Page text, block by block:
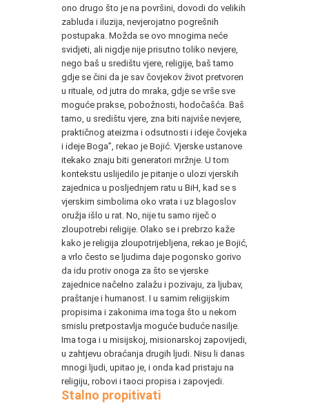
ono drugo što je na površini, dovodi do velikih
zabluda i iluzija, nevjerojatno pogrešnih
postupaka. Možda se ovo mnogima neće
svidjeti, ali nigdje nije prisutno toliko nevjere,
nego baš u središtu vjere, religije, baš tamo
gdje se čini da je sav čovjekov život pretvoren
u rituale, od jutra do mraka, gdje se vrše sve
moguće prakse, pobožnosti, hodočašća. Baš
tamo, u središtu vjere, zna biti najviše nevjere,
praktičnog ateizma i odsutnosti i ideje čovjeka
i ideje Boga”, rekao je Bojić. Vjerske ustanove
itekako znaju biti generatori mržnje. U tom
kontekstu uslijedilo je pitanje o ulozi vjerskih
zajednica u posljednjem ratu u BiH, kad se s
vjerskim simbolima oko vrata i uz blagoslov
oružja išlo u rat. No, nije tu samo riječ o
zloupotrebi religije. Olako se i prebrzo kaže
kako je religija zloupotrijebljena, rekao je Bojić,
a vrlo često se ljudima daje pogonsko gorivo
da idu protiv onoga za što se vjerske
zajednice načelno zalažu i pozivaju, za ljubav,
praštanje i humanost. I u samim religijskim
propisima i zakonima ima toga što u nekom
smislu pretpostavlja moguće buduće nasilje.
Ima toga i u misijskoj, misionarskoj zapovijedi,
u zahtjevu obraćanja drugih ljudi. Nisu li danas
mnogi ljudi, upitao je, i onda kad pristaju na
religiju, robovi i taoci propisa i zapovjedi.
Stalno propitivati